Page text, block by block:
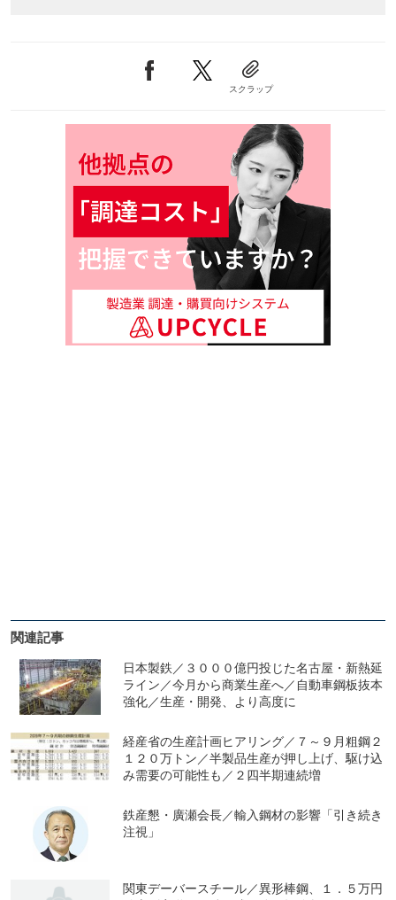
スクラップ
関連記事
日本製鉄／３０００億円投じた名古屋・新熱延
ライン／今月から商業生産へ／自動車鋼板抜本
強化／生産・開発、より高度に
経産省の生産計画ヒアリング／７～９月粗鋼２
１２０万トン／半製品生産が押し上げ、駆け込
み需要の可能性も／２四半期連続増
鉄産懇・廣瀬会長／輸入鋼材の影響「引き続き
注視」
関東デーバースチール／異形棒鋼、１．５万円